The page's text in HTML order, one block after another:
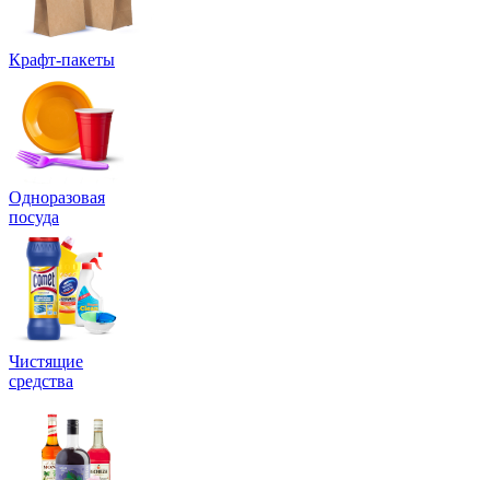
Крафт-пакеты
Одноразовая
посуда
Чистящие
средства